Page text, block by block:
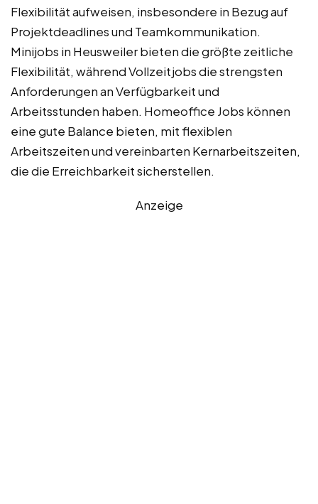
Flexibilität aufweisen, insbesondere in Bezug auf
Projektdeadlines und Teamkommunikation.
Minijobs in Heusweiler bieten die größte zeitliche
Flexibilität, während Vollzeitjobs die strengsten
Anforderungen an Verfügbarkeit und
Arbeitsstunden haben. Homeoffice Jobs können
eine gute Balance bieten, mit flexiblen
Arbeitszeiten und vereinbarten Kernarbeitszeiten,
die die Erreichbarkeit sicherstellen.
Anzeige